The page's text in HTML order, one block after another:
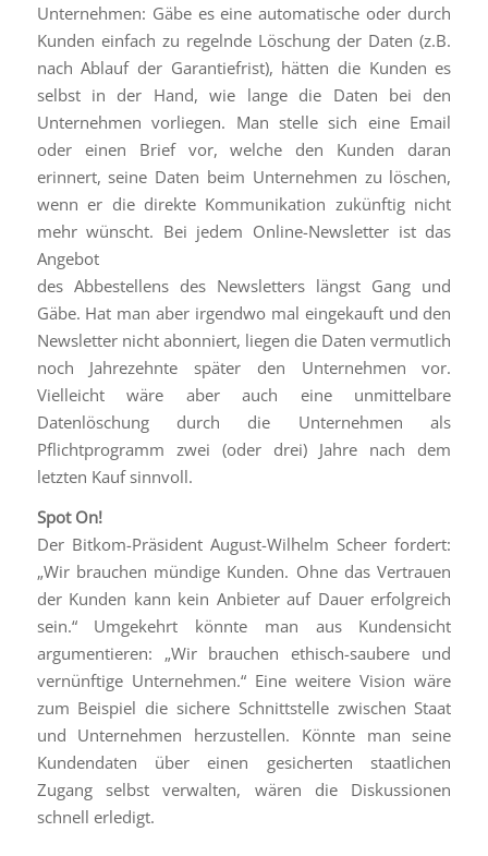
Unternehmen: Gäbe es eine automatische oder durch
Kunden einfach zu regelnde Löschung der Daten (z.B.
nach Ablauf der Garantiefrist), hätten die Kunden es
selbst in der Hand, wie lange die Daten bei den
Unternehmen vorliegen. Man stelle sich eine Email
oder einen Brief vor, welche den Kunden daran
erinnert, seine Daten beim Unternehmen zu löschen,
wenn er die direkte Kommunikation zukünftig nicht
mehr wünscht. Bei jedem Online-Newsletter ist das
Angebot
des Abbestellens des Newsletters längst Gang und
Gäbe. Hat man aber irgendwo mal eingekauft und den
Newsletter nicht abonniert, liegen die Daten vermutlich
noch Jahrezehnte später den Unternehmen vor.
Vielleicht wäre aber auch eine unmittelbare
Datenlöschung durch die Unternehmen als
Pflichtprogramm zwei (oder drei) Jahre nach dem
letzten Kauf sinnvoll.
Spot On!
Der Bitkom-Präsident August-Wilhelm Scheer fordert:
„Wir brauchen mündige Kunden. Ohne das Vertrauen
der Kunden kann kein Anbieter auf Dauer erfolgreich
sein.“ Umgekehrt könnte man aus Kundensicht
argumentieren: „Wir brauchen ethisch-saubere und
vernünftige Unternehmen.“ Eine weitere Vision wäre
zum Beispiel die sichere Schnittstelle zwischen Staat
und Unternehmen herzustellen. Könnte man seine
Kundendaten über einen gesicherten staatlichen
Zugang selbst verwalten, wären die Diskussionen
schnell erledigt.